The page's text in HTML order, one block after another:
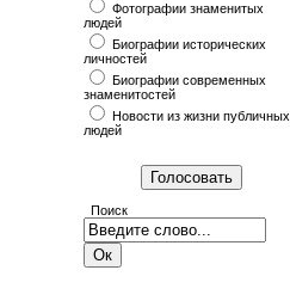
Фотографии знаменитых
людей
Биографии исторических
личностей
Биографии современных
знаменитостей
Новости из жизни публичных
людей
Поиск